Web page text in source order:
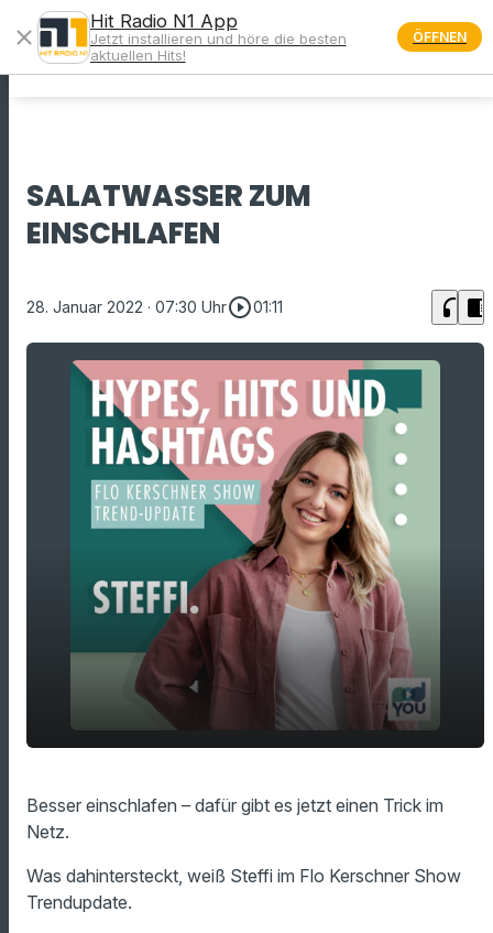
menu
SALATWASSER ZUM
EINSCHLAFEN
28. Januar 2022 · 07:30 Uhrplay_circle_outline01:11 headphones chrome_reader_mode
play_arrow
00:00
Besser einschlafen – dafür gibt es jetzt einen Trick im
Netz.
Was dahintersteckt, weiß Steffi im Flo Kerschner Show
Trendupdate.
close
Hit Radio N1 App
Jetzt installieren und höre die besten
aktuellen Hits!
ÖFFNEN